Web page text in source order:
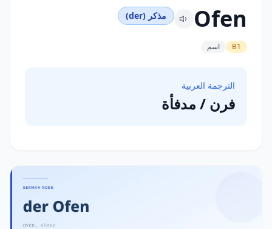
Ofen مذكر (der)
B1 اسم
الترجمة العربية
فرن / مدفأة